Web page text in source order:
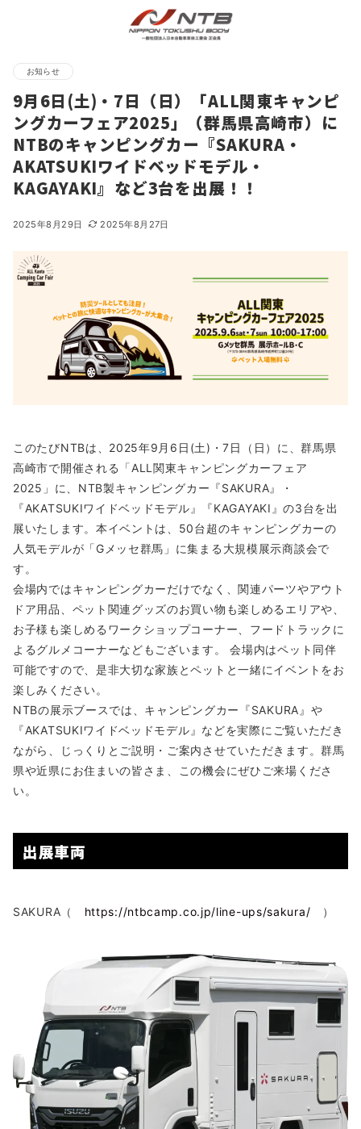
お知らせ
9月6日(土)・7日（日）「ALL関東キャンピ
ングカーフェア2025」（群馬県高崎市）に
NTBのキャンピングカー『SAKURA・
AKATSUKIワイドベッドモデル・
KAGAYAKI』など3台を出展！！
2025年8月29日 2025年8月27日
このたびNTBは、2025年9月6日(土)・7日（日）に、群馬県
高崎市で開催される「ALL関東キャンピングカーフェア
2025」に、NTB製キャンピングカー『SAKURA』・
『AKATSUKIワイドベッドモデル』『KAGAYAKI』の3台を出
展いたします。本イベントは、50台超のキャンピングカーの
人気モデルが「Gメッセ群馬」に集まる大規模展示商談会で
す。
会場内ではキャンピングカーだけでなく、関連パーツやアウト
ドア用品、ペット関連グッズのお買い物も楽しめるエリアや、
お子様も楽しめるワークショップコーナー、フードトラックに
よるグルメコーナーなどもございます。 会場内はペット同伴
可能ですので、是非大切な家族とペットと一緒にイベントをお
楽しみください。
NTBの展示ブースでは、キャンピングカー『SAKURA』や
『AKATSUKIワイドベッドモデル』などを実際にご覧いただき
ながら、じっくりとご説明・ご案内させていただきます。群馬
県や近県にお住まいの皆さま、この機会にぜひご来場くださ
い。
出展車両
SAKURA（ https://ntbcamp.co.jp/line-ups/sakura/ ）